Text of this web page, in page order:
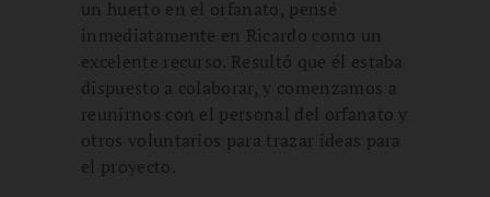
un huerto en el orfanato, pensé
inmediatamente en Ricardo como un
excelente recurso. Resultó que él estaba
dispuesto a colaborar, y comenzamos a
reunirnos con el personal del orfanato y
otros voluntarios para trazar ideas para
el proyecto.